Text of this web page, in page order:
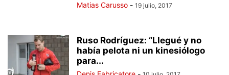
Matias Carusso - 19 julio, 2017
Ruso Rodríguez: “Llegué y no
había pelota ni un kinesiólogo
para...